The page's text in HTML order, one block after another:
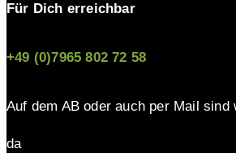
Für Dich erreichbar
+49 (0)7965 802 72 58
Auf dem AB oder auch per Mail
da